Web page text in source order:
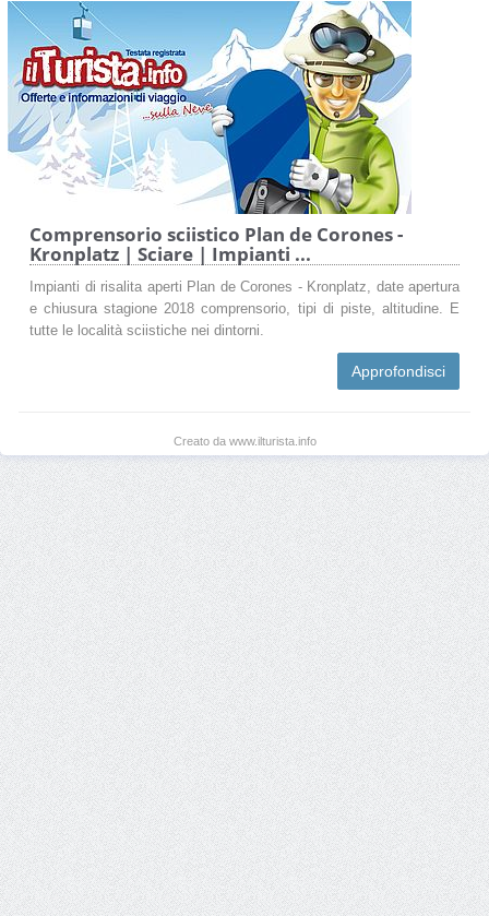
Comprensorio sciistico Plan de Corones -
Kronplatz | Sciare | Impianti ...
Impianti di risalita aperti Plan de Corones - Kronplatz, date apertura
e chiusura stagione 2018 comprensorio, tipi di piste, altitudine. E
tutte le località sciistiche nei dintorni.
Approfondisci
Creato da www.ilturista.info